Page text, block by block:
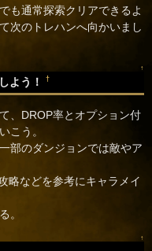
も通常探索クリアできるよ
次のトレハンへ向かいまし
↑
よう！†
、DROP率とオプション付
こう。
部のダンジョンでは敵やア
略などを参考にキャラメイ
。
↑